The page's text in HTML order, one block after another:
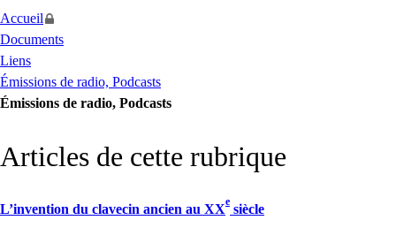
Accueil
Documents
Liens
Émissions de radio, Podcasts
Émissions de radio, Podcasts
Articles de cette rubrique
L’invention du clavecin ancien au XX
e
siècle